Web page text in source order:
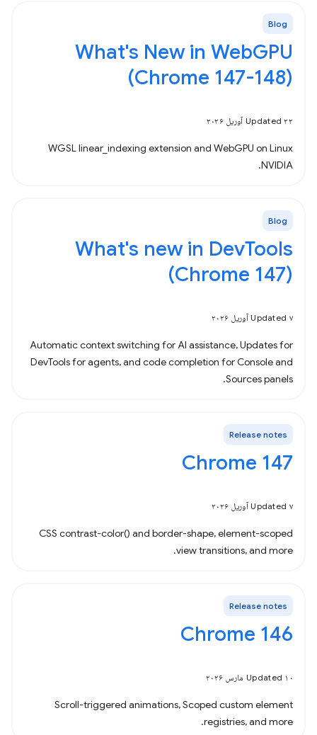
Blog
What's New in WebGPU
(Chrome 147-148)
Updated ۲۲ آوریل ۲۰۲۶
WGSL linear_indexing extension and WebGPU on Linux
NVIDIA.
Blog
What's new in DevTools
(Chrome 147)
Updated ۷ آوریل ۲۰۲۶
Automatic context switching for AI assistance, Updates for
DevTools for agents, and code completion for Console and
Sources panels.
Release notes
Chrome 147
Updated ۷ آوریل ۲۰۲۶
CSS contrast-color() and border-shape, element-scoped
view transitions, and more.
Release notes
Chrome 146
Updated ۱۰ مارس ۲۰۲۶
Scroll-triggered animations, Scoped custom element
registries, and more.